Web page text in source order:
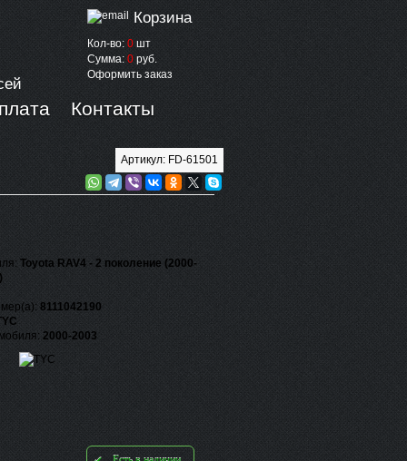
Корзина
Кол-во: 0 шт
Сумма: 0 руб.
Оформить заказ
Контакты
Артикул: FD-61501
Toyota RAV4 - 2 поколение (2000-
8111042190
2000-2003